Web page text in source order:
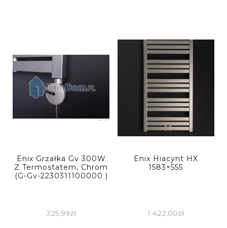
Enix Grzałka Gv 300W
Z Termostatem, Chrom
(G-Gv-2230311100000 )
325,99zł
Enix Hiacynt HX
1583×555
1 422,00zł